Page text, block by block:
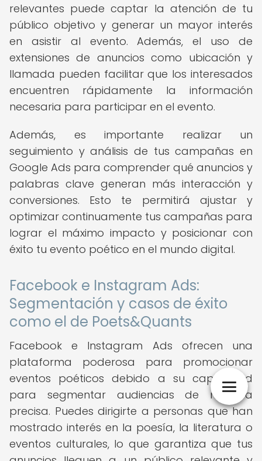
relevantes puede captar la atención de tu
público objetivo y generar un mayor interés
en asistir al evento. Además, el uso de
extensiones de anuncios como ubicación y
llamada pueden facilitar que los interesados
encuentren rápidamente la información
necesaria para participar en el evento.
Además, es importante realizar un
seguimiento y análisis de tus campañas en
Google Ads para comprender qué anuncios y
palabras clave generan más interacción y
conversiones. Esto te permitirá ajustar y
optimizar continuamente tus campañas para
lograr el máximo impacto y posicionar con
éxito tu evento poético en el mundo digital.
Facebook e Instagram Ads:
Segmentación y casos de éxito
como el de Poets&Quants
Facebook e Instagram Ads ofrecen una
plataforma poderosa para promocionar
eventos poéticos debido a su capacidad
para segmentar audiencias de manera
precisa. Puedes dirigirte a personas que han
mostrado interés en la poesía, la literatura o
eventos culturales, lo que garantiza que tus